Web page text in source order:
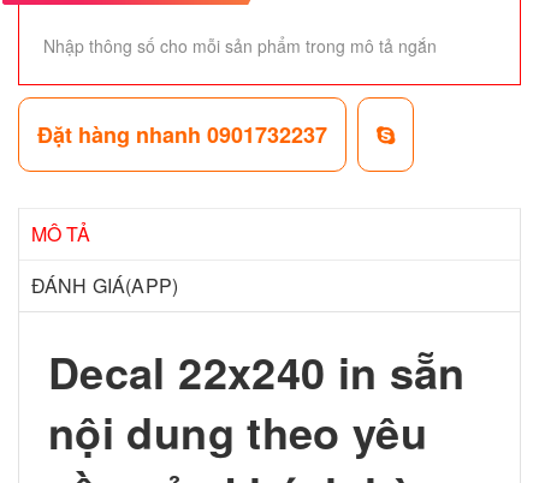
Nhập thông số cho mỗi sản phẩm trong mô tả ngắn
Đặt hàng nhanh 0901732237
MÔ TẢ
ĐÁNH GIÁ(APP)
Decal 22x240 in sẵn
nội dung theo yêu